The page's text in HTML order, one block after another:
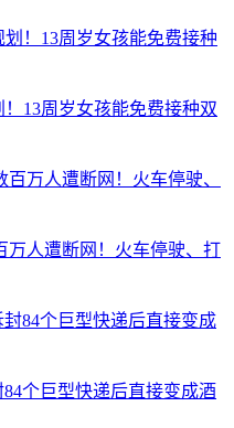
13周岁女孩能免费接种双
万人遭断网！火车停驶、打
个巨型快递后直接变成酒